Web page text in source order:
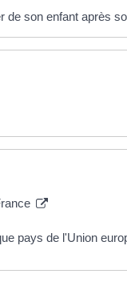
de son enfant après
pays de l'Union